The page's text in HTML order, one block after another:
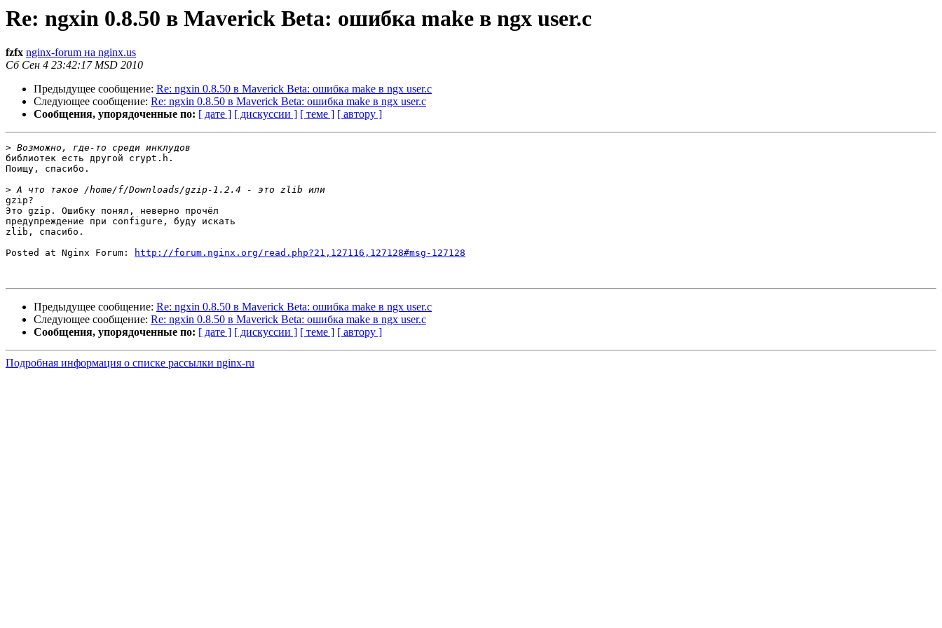
Re: ngxin 0.8.50 в Maverick Beta: ошибка make в ngx user.c
fzfx nginx-forum на nginx.us
Сб Сен 4 23:42:17 MSD 2010
Предыдущее сообщение: Re: ngxin 0.8.50 в Maverick Beta: ошибка make в ngx user.c
Следующее сообщение: Re: ngxin 0.8.50 в Maverick Beta: ошибка make в ngx user.c
Сообщения, упорядоченные по: [ дате ] [ дискуссии ] [ теме ] [ автору ]
>
библиотек есть другой crypt.h.
Поищу, спасибо.
>
gzip?
Это gzip. Ошибку понял, неверно прочёл
предупреждение при configure, буду искать
zlib, спасибо.
Posted at Nginx Forum:
http://forum.nginx.org/read.php?21,127116,127128#msg-127128
Предыдущее сообщение: Re: ngxin 0.8.50 в Maverick Beta: ошибка make в ngx user.c
Следующее сообщение: Re: ngxin 0.8.50 в Maverick Beta: ошибка make в ngx user.c
Сообщения, упорядоченные по: [ дате ] [ дискуссии ] [ теме ] [ автору ]
Подробная информация о списке рассылки nginx-ru